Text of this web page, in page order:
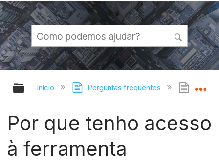
Expandir/recolher hierarquia
Início Perguntas frequentes Por
Por que tenho acesso
à ferramenta